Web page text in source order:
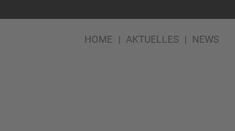
HOME AKTUELLES NEWS